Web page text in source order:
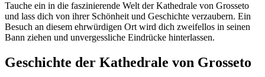
Tauche ein in die faszinierende Welt der Kathedrale von Grosseto
und lass dich von ihrer Schönheit und Geschichte verzaubern. Ein
Besuch an diesem ehrwürdigen Ort wird dich zweifellos in seinen
Bann ziehen und unvergessliche Eindrücke hinterlassen.
Geschichte der Kathedrale von Grosseto